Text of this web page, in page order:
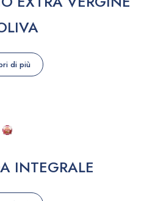
di più
INTEGRALE